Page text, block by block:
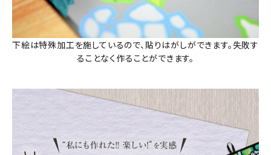
下絵は特殊加工を施しているので、貼りはがしができます。失敗す
ることなく作ることができます。